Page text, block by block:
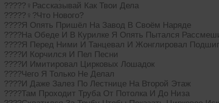
?????‍♀Рассказывай Как Твои Дела
?????‍♀?Что Нового?
????Я Опять Пришёл На Завод В Своём Наряде
????На Обеде И В Курилке Я Опять Пытался
????Я Перед Ними И Танцевал И Жонглировал
????И Корчился И Пел Песни
????И Имитировал Цирковых Лошадок
????Чего Я Только Не Делал
????И Даже Залез По Лестнице На Второй Этаж
????Там Проходит Труба От Потолка И До Низа